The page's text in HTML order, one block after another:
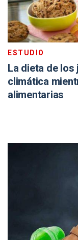
ESTUDIO
La dieta de
climática
alimentarias